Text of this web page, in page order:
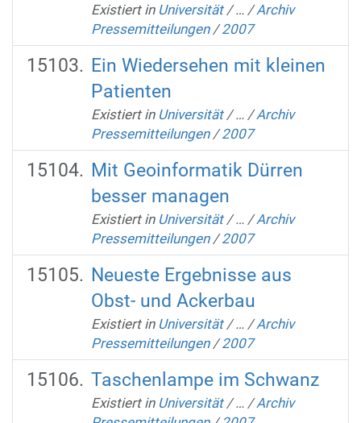
Existiert in Universität /… /Archiv
Pressemitteilungen /2007
Ein Wiedersehen mit kleinen
Patienten
Existiert in Universität /… /Archiv
Pressemitteilungen /2007
Mit Geoinformatik Dürren
besser managen
Existiert in Universität /… /Archiv
Pressemitteilungen /2007
Neueste Ergebnisse aus
Obst- und Ackerbau
Existiert in Universität /… /Archiv
Pressemitteilungen /2007
Taschenlampe im Schwanz
Existiert in Universität /… /Archiv